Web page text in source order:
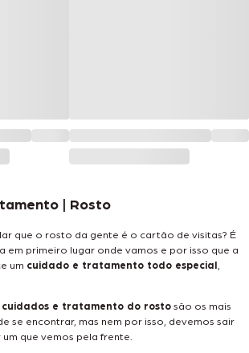
| Rosto
que o rosto da gente é o cartão de visitas? É
em primeiro lugar onde vamos e por isso que a
um cuidado e tratamento todo especial
cuidados e tratamento do rostosão os mais
se encontrar, mas nem por isso, devemos sair
que vemos pela frente.